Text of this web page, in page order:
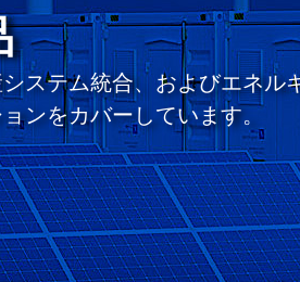
ステム統合、およびエネル
ンをカバーしています。